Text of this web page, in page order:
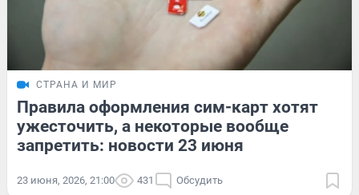
СТРАНА И МИР
Правила оформления сим-карт хотят
ужесточить, а некоторые вообще
запретить: новости 23 июня
23 июня, 2026, 21:00 431 Обсудить